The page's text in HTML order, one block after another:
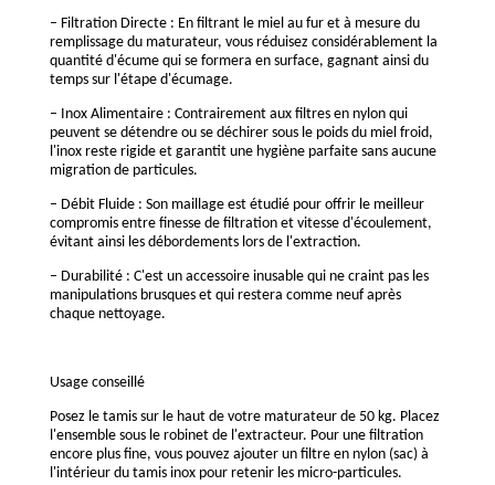
– Filtration Directe : En filtrant le miel au fur et à mesure du
remplissage du maturateur, vous réduisez considérablement la
quantité d'écume qui se formera en surface, gagnant ainsi du
temps sur l'étape d'écumage.
– Inox Alimentaire : Contrairement aux filtres en nylon qui
peuvent se détendre ou se déchirer sous le poids du miel froid,
l'inox reste rigide et garantit une hygiène parfaite sans aucune
migration de particules.
– Débit Fluide : Son maillage est étudié pour offrir le meilleur
compromis entre finesse de filtration et vitesse d'écoulement,
évitant ainsi les débordements lors de l'extraction.
– Durabilité : C'est un accessoire inusable qui ne craint pas les
manipulations brusques et qui restera comme neuf après
chaque nettoyage.
Usage conseillé
Posez le tamis sur le haut de votre maturateur de 50 kg. Placez
l'ensemble sous le robinet de l'extracteur. Pour une filtration
encore plus fine, vous pouvez ajouter un filtre en nylon (sac) à
l'intérieur du tamis inox pour retenir les micro-particules.